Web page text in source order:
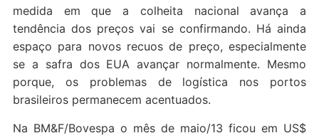
medida em que a colheita nacional avança a
tendência dos preços vai se confirmando. Há ainda
espaço para novos recuos de preço, especialmente
se a safra dos EUA avançar normalmente. Mesmo
porque, os problemas de logística nos portos
brasileiros permanecem acentuados.
Na BM&F/Bovespa o mês de maio/13 ficou em US$